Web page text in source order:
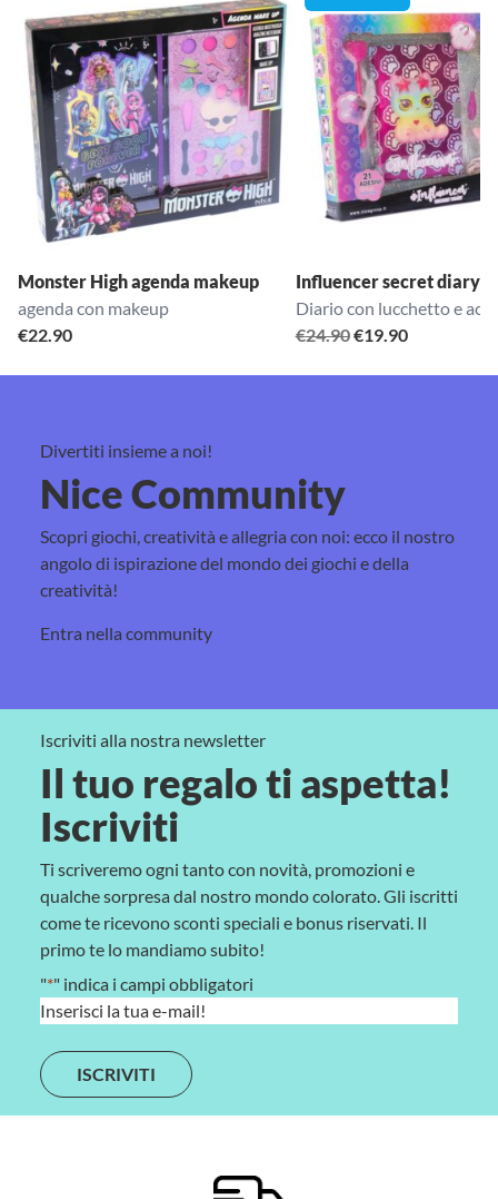
Monster High agenda makeup
agenda con makeup
€22.90
Influencer secret diary
Diario con lucchetto e
€24.90Il
€19.90Il
Divertiti insieme a noi!
Nice Community
Scopri giochi, creatività e allegria con noi: ecco il nostro
angolo di ispirazione del mondo dei giochi e della
creatività!
Entra nella community
Iscriviti alla nostra newsletter
Il tuo regalo ti aspetta!
Iscriviti
Ti scriveremo ogni tanto con novità, promozioni e
qualche sorpresa dal nostro mondo colorato. Gli iscritti
come te ricevono sconti speciali e bonus riservati. Il
primo te lo mandiamo subito!
"*" indica i campi obbligatori
E
a
i
l